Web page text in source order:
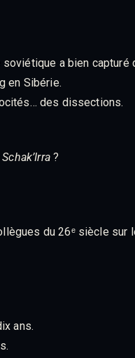
soviétique a bien
en Sibérie.
des dissections.
Schak’Irra?
du 26ᵉ siècle sur
ans.